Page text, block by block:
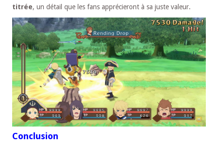
titrée, un détail que les fans apprécieront à sa juste valeur.
Conclusion